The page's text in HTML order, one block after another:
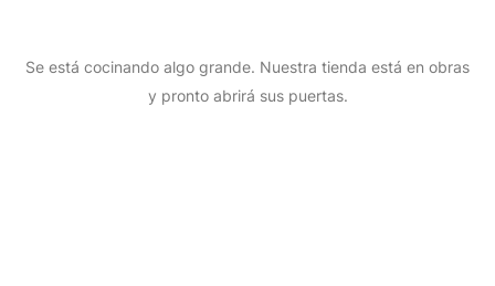
Se está cocinando algo grande. Nuestra tienda está en obras
y pronto abrirá sus puertas.